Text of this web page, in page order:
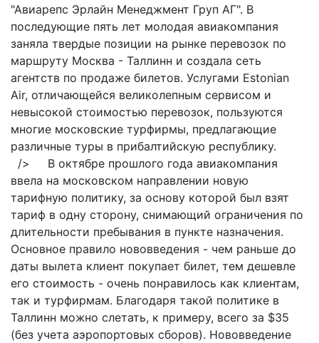
"Авиарепс Эрлайн Менеджмент Груп АГ". В
последующие пять лет молодая авиакомпания
заняла твердые позиции на рынке перевозок по
маршруту Москва - Таллинн и создала сеть
агентств по продаже билетов. Услугами Estonian
Air, отличающейся великолепным сервисом и
невысокой стоимостью перевозок, пользуются
многие московские турфирмы, предлагающие
различные туры в прибалтийскую республику.
/> В октябре прошлого года авиакомпания
ввела на московском направлении новую
тарифную политику, за основу которой был взят
тариф в одну сторону, снимающий ограничения по
длительности пребывания в пункте назначения.
Основное правило нововведения - чем раньше до
даты вылета клиент покупает билет, тем дешевле
его стоимость - очень понравилось как клиентам,
так и турфирмам. Благодаря такой политике в
Таллинн можно слетать, к примеру, всего за $35
(без учета аэропортовых сборов). Нововведение